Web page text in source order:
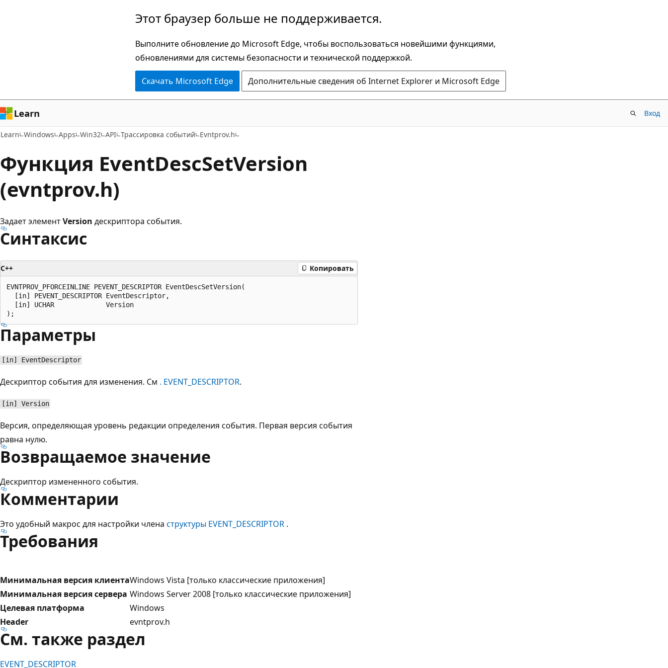
Этот браузер больше не поддерживается.
Выполните обновление до Microsoft Edge, чтобы воспользоваться новейшими функциями,
обновлениями для системы безопасности и технической поддержкой.
Скачать Microsoft Edge Дополнительные сведения об Internet Explorer и Microsoft Edge
Learn Вход
Learn Windows Apps Win32 API Трассировка событий Evntprov.h
Функция EventDescSetVersion
(evntprov.h)
Задает элементVersion дескриптора события.
Синтаксис
C++ Копировать
EVNTPROV_PFORCEINLINE PEVENT_DESCRIPTOR EventDescSetVersion(
  [in] PEVENT_DESCRIPTOR EventDescriptor,
  [in] UCHAR             Version
Параметры
[in] EventDescriptor
Дескриптор события для изменения. См . EVENT_DESCRIPTOR.
[in] Version
Версия, определяющая уровень редакции определения события. Первая версия события
равна нулю.
Возвращаемое значение
Дескриптор измененного события.
Комментарии
Это удобный макрос для настройки члена структуры EVENT_DESCRIPTOR .
Требования
Минимальная версия клиентаWindows Vista [только классические приложения]
Минимальная версия сервера Windows Server 2008 [только классические приложения]
Целевая платформа
Windows
Header
evntprov.h
См. также раздел
EVENT_DESCRIPTOR